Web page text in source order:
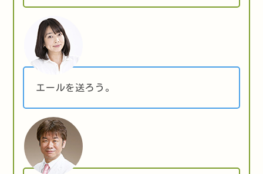
エールを送ろう。